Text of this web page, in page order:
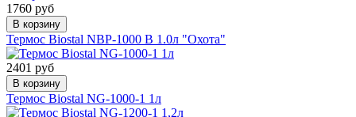
1760 руб
В корзину
Термос Biostal NBP-1000 B 1.0л "Охота"
2401 руб
В корзину
Термос Biostal NG-1000-1 1л